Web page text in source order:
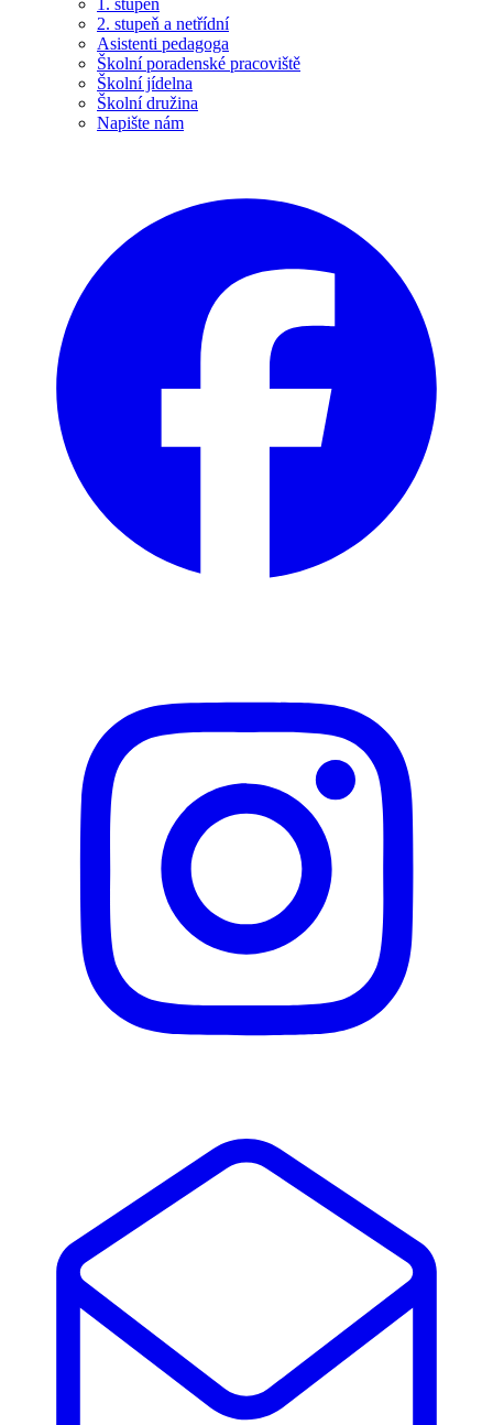
1. stupeň
2. stupeň a netřídní
Asistenti pedagoga
Školní poradenské pracoviště
Školní jídelna
Školní družina
Napište nám